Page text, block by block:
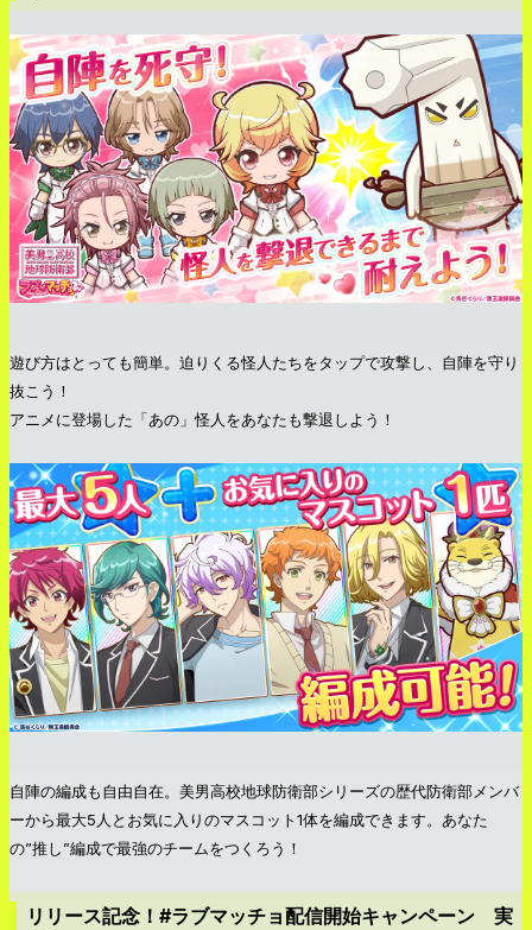
遊び方はとっても簡単。迫りくる怪人たちをタップで攻撃し、自陣を守り
抜こう！
アニメに登場した「あの」怪人をあなたも撃退しよう！
自陣の編成も自由自在。美男高校地球防衛部シリーズの歴代防衛部メンバ
ーから最大5人とお気に入りのマスコット1体を編成できます。あなた
の”推し”編成で最強のチームをつくろう！
リリース記念！#ラブマッチョ配信開始キャンペーン 実